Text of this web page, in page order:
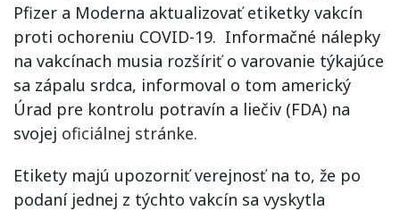
Pfizer a Moderna aktualizovať etiketky vakcín
proti ochoreniu COVID-19. Informačné nálepky
na vakcínach musia rozšíriť o varovanie týkajúce
sa zápalu srdca, informoval o tom americký
Úrad pre kontrolu potravín a liečiv (FDA) na
svojej oficiálnej stránke.
Etikety majú upozorniť verejnosť na to, že po
podaní jednej z týchto vakcín sa vyskytla